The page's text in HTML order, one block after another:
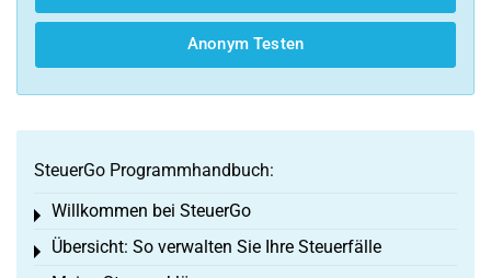
Anonym Testen
SteuerGo Programmhandbuch:
Willkommen bei SteuerGo
Toggle menu
Übersicht: So verwalten Sie Ihre Steuerfälle
Toggle menu